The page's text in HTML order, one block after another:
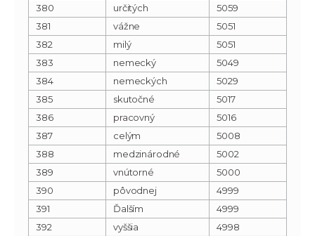
380
určitých
5059
381
vážne
5051
382
milý
5051
383
nemecký
5049
384
nemeckých
5029
385
skutočné
5017
386
pracovný
5016
387
celým
5008
388
medzinárodné
5002
389
vnútorné
5000
390
pôvodnej
4999
391
Ďalším
4999
392
vyššia
4998